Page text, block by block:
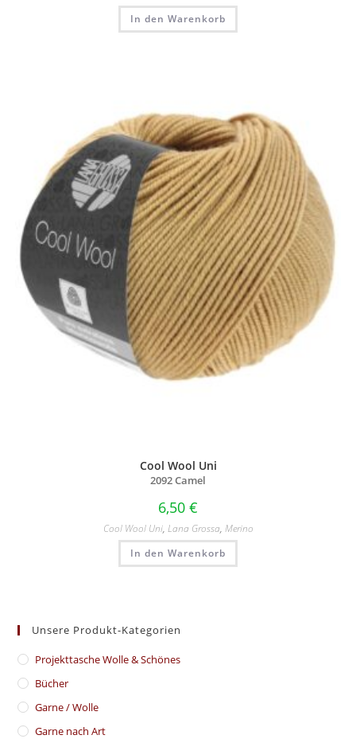
In den Warenkorb
Cool Wool Uni
2092 Camel
6,50 €
Cool Wool Uni, Lana Grossa, Merino
In den Warenkorb
Unsere Produkt-Kategorien
​Projekttasche Wolle & Schönes
Bücher
Garne / Wolle
Garne nach Art